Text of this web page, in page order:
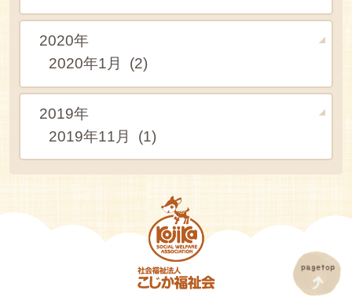
2020年
2020年1月 (2)
2019年
2019年11月 (1)